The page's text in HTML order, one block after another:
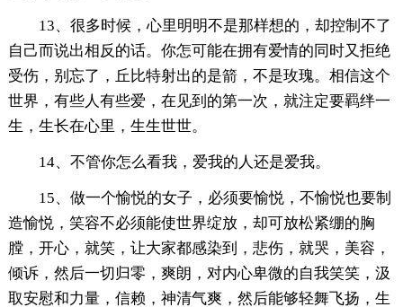
13、很多时候，心里明明不是那样想的，却控制不了
自己而说出相反的话。你怎可能在拥有爱情的同时又拒绝
受伤，别忘了，丘比特射出的是箭，不是玫瑰。相信这个
世界，有些人有些爱，在见到的第一次，就注定要羁绊一
生，生长在心里，生生世世。
14、不管你怎么看我，爱我的人还是爱我。
15、做一个愉悦的女子，必须要愉悦，不愉悦也要制
造愉悦，笑容不必须能使世界绽放，却可放松紧绷的胸
膛，开心，就笑，让大家都感染到，悲伤，就哭，美容，
倾诉，然后一切归零，爽朗，对内心卑微的自我笑笑，汲
取安慰和力量，信赖，神清气爽，然后能够轻舞飞扬，生